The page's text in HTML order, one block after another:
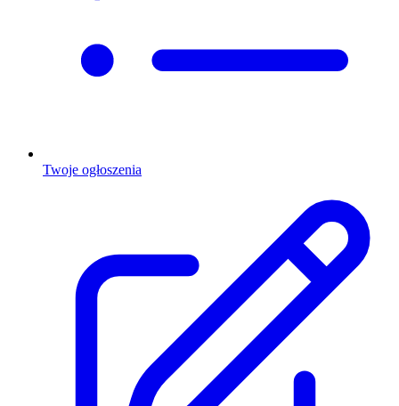
Twoje ogłoszenia